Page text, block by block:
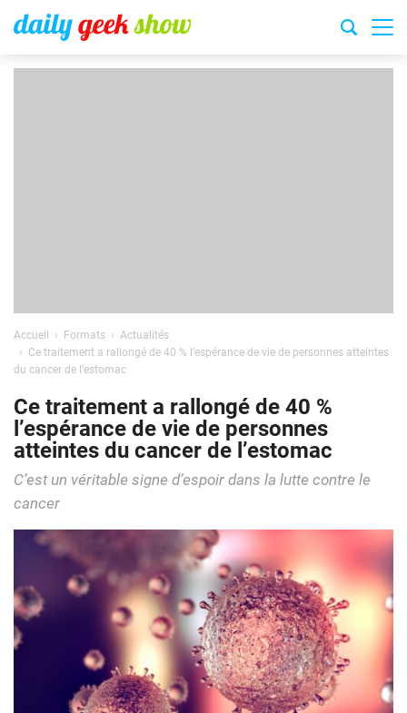
Accueil Formats
Actualités
Ce traitement a rallongé de 40 % l’espérance de vie de personnes atteintes
du cancer de l’estomac
Ce traitement a rallongé de 40 %
l’espérance de vie de personnes
atteintes du cancer de l’estomac
C’est un véritable signe d’espoir dans la lutte contre le
cancer